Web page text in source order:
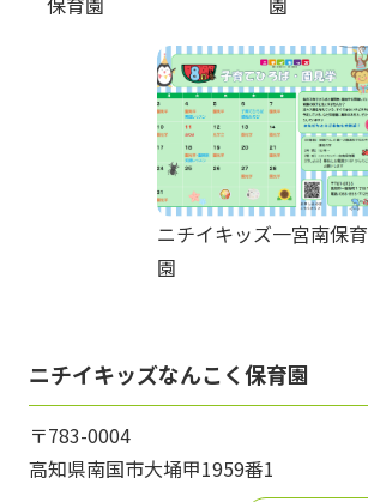
ニチイキッズ一宮南保育
園
ニチイキッズなんこく保育園
〒783-0004
高知県南国市大埇甲1959番1